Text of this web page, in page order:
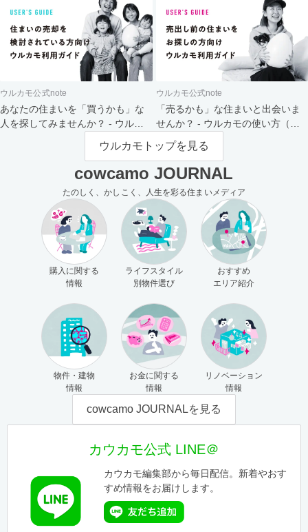
ウルカモ公式note
あなたの住まいを「買うかも」な
人を探してみませんか？ - ウルカ
ウルカモ公式note
「売るかも」な住まいと出会いま
せんか？ - ウルカモの使い方（買
主さま向け）
ウルカモトップを見る
cowcamo JOURNAL
たのしく、かしこく、人生を彩る住まいメディア
購入に関する
情報
ライフスタイル
別物件選び
おすすめ
エリア紹介
物件・建物
情報
お金に関する
情報
リノベーション
情報
cowcamo JOURNALを見る
カウカモ公式 LINE＠
カウカモ編集部から毎日配信。新着やおす
すめ情報をお届けします。